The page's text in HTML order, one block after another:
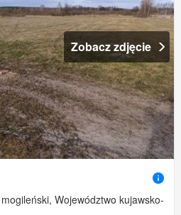
Zobacz zdjęcie
Województwo kujawsko-